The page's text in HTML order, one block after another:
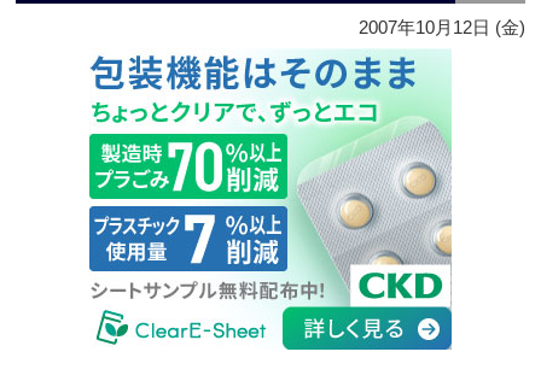
2007年10月12日 (金)